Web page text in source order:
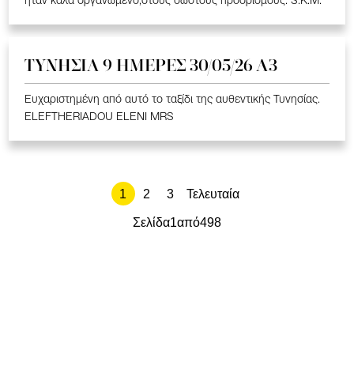
ΤΥΝΗΣΙΑ 9 ΗΜΕΡΕΣ 30/05/26 Α3
Ευχαριστημένη από αυτό το ταξίδι της αυθεντικής Τυνησίας.
ELEFTHERIADOU ELENI MRS
1 2 3 Τελευταία
Σελίδα1από498